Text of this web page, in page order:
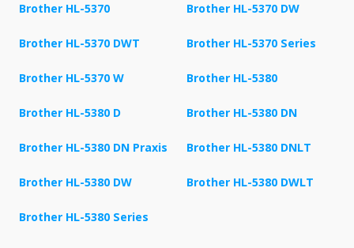
Brother HL-5370 Brother HL-5370 DW
Brother HL-5370 DWT Brother HL-5370 Series
Brother HL-5370 W Brother HL-5380
Brother HL-5380 D Brother HL-5380 DN
Brother HL-5380 DN Praxis Brother HL-5380 DNLT
Brother HL-5380 DW Brother HL-5380 DWLT
Brother HL-5380 Series